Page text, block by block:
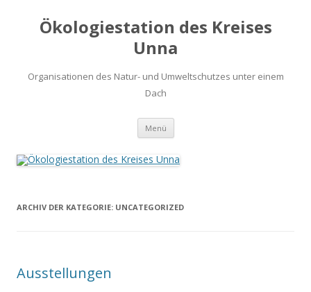
Ökologiestation des Kreises
Unna
Organisationen des Natur- und Umweltschutzes unter einem
Dach
Menü Zum
springen
ARCHIV DER KATEGORIE: UNCATEGORIZED
Ausstellungen